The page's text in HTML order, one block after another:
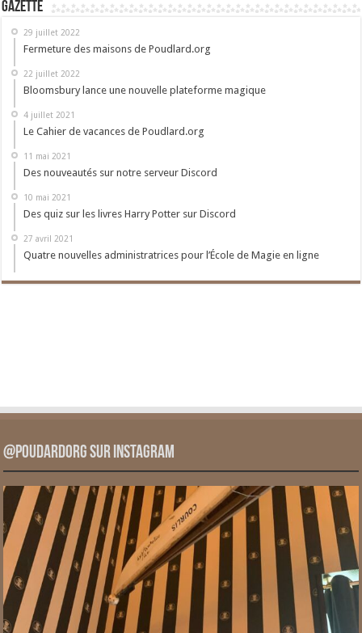
Gazette
29 juillet 2022
Fermeture des maisons de Poudlard.org
22 juillet 2022
Bloomsbury lance une nouvelle plateforme magique
4 juillet 2021
Le Cahier de vacances de Poudlard.org
11 mai 2021
Des nouveautés sur notre serveur Discord
10 mai 2021
Des quiz sur les livres Harry Potter sur Discord
27 avril 2021
Quatre nouvelles administratrices pour l’École de Magie en ligne
@PoudardOrg sur Instagram